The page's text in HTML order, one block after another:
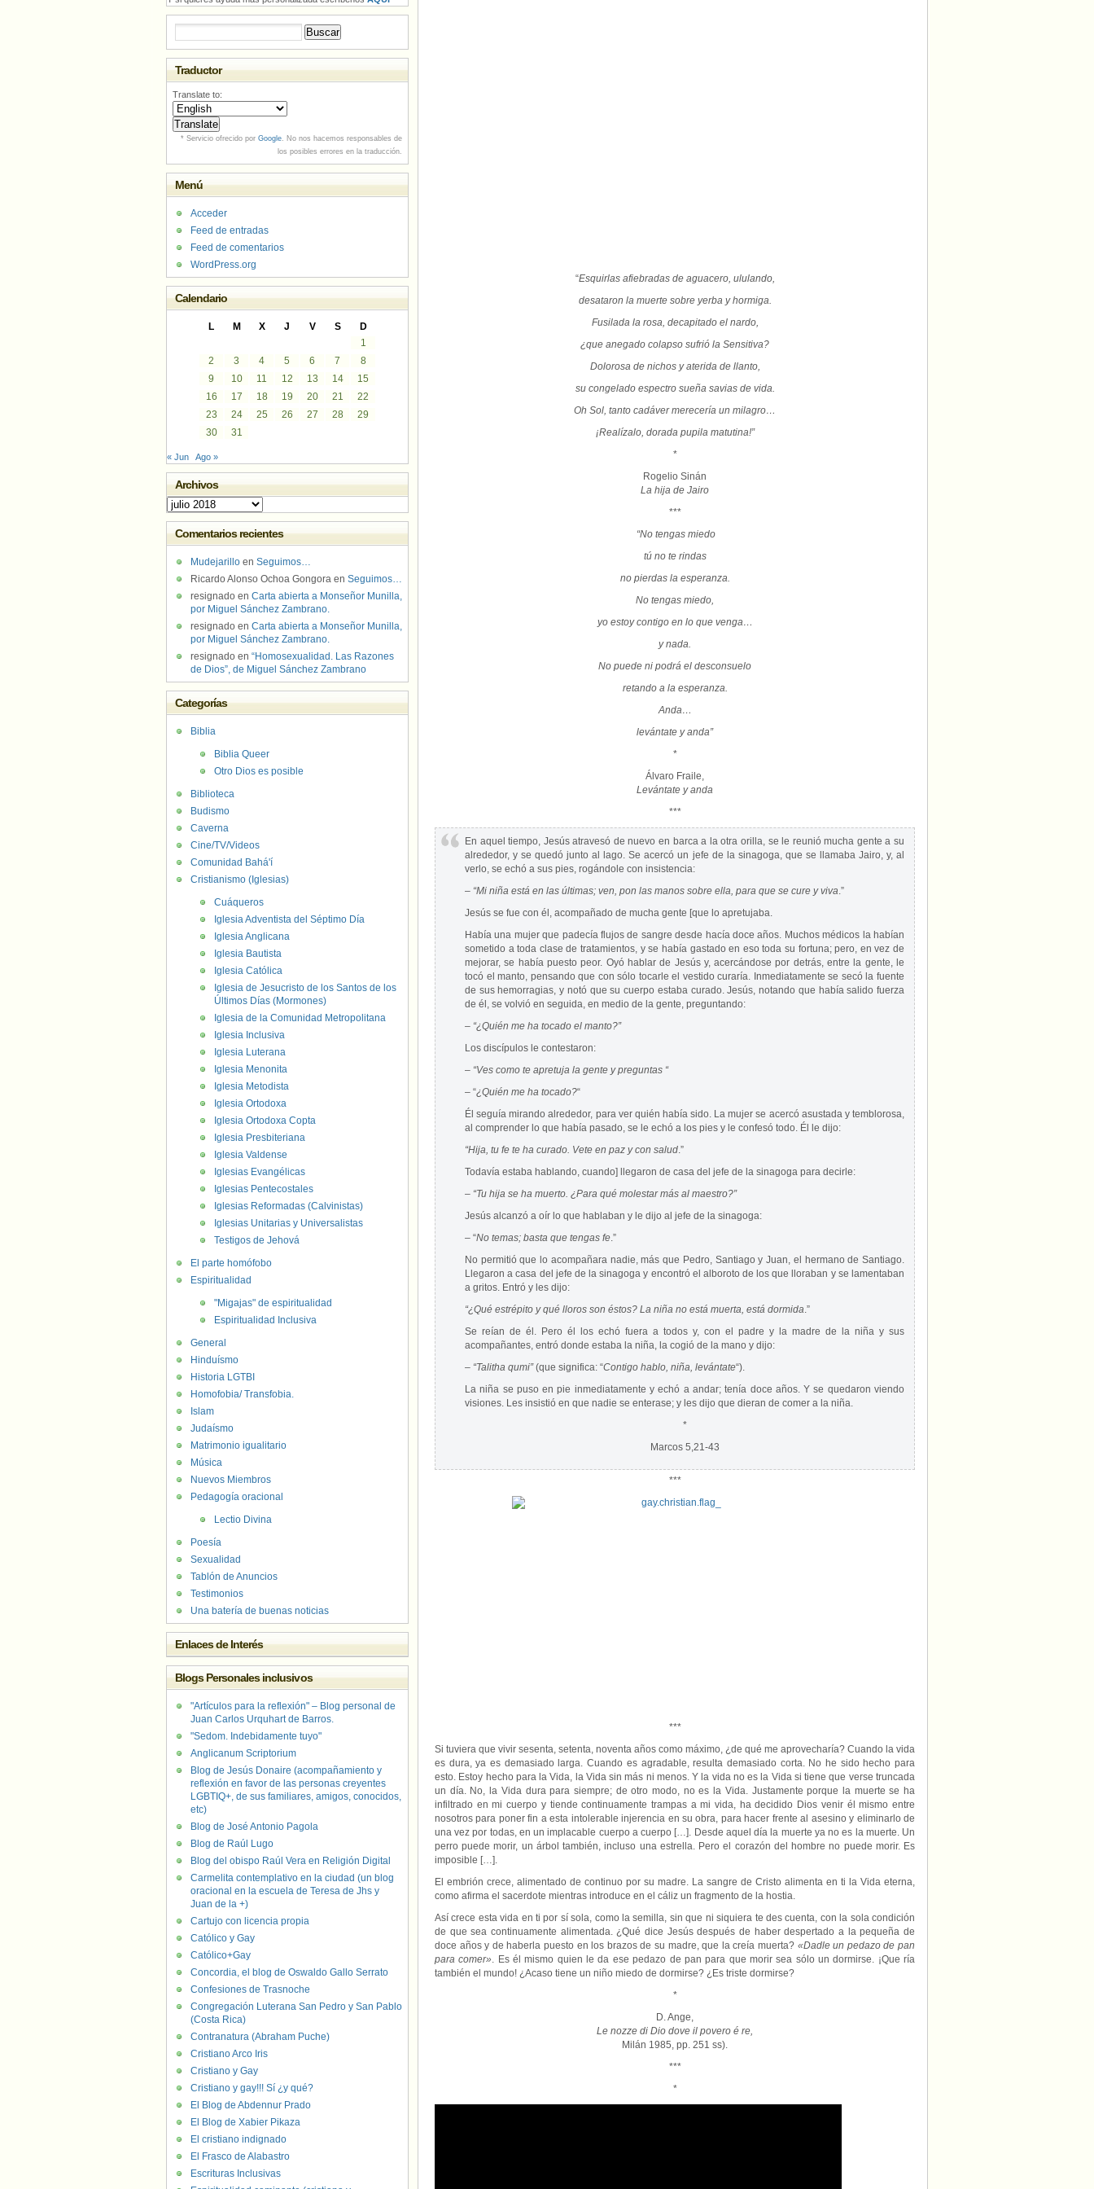
“Esquirlas afiebradas de aguacero, ululando,
desataron la muerte sobre yerba y hormiga.
Fusilada la rosa, decapitado el nardo,
¿que anegado colapso sufrió la Sensitiva?
Dolorosa de nichos y aterida de llanto,
su congelado espectro sueña savias de vida.
Oh Sol, tanto cadáver merecería un milagro…
¡Realízalo, dorada pupila matutina!”
*
Rogelio Sinán
La hija de Jairo
***
“No tengas miedo
tú no te rindas
no pierdas la esperanza.
No tengas miedo,
yo estoy contigo en lo que venga…
y nada.
No puede ni podrá el desconsuelo
retando a la esperanza.
Anda…
levántate y anda”
*
Álvaro Fraile,
Levántate y anda
***
En aquel tiempo, Jesús atravesó de nuevo en barca a la otra orilla, se le reunió mucha gente a su
alrededor, y se quedó junto al lago. Se acercó un jefe de la sinagoga, que se llamaba Jairo, y, al
verlo, se echó a sus pies, rogándole con insistencia:
– “Mi niña está en las últimas; ven, pon las manos sobre ella, para que se cure y viva.”
Jesús se fue con él, acompañado de mucha gente [que lo apretujaba.
Había una mujer que padecía flujos de sangre desde hacía doce años. Muchos médicos la habían
sometido a toda clase de tratamientos, y se había gastado en eso toda su fortuna; pero, en vez de
mejorar, se había puesto peor. Oyó hablar de Jesús y, acercándose por detrás, entre la gente, le
tocó el manto, pensando que con sólo tocarle el vestido curaría. Inmediatamente se secó la fuente
de sus hemorragias, y notó que su cuerpo estaba curado. Jesús, notando que había salido fuerza
de él, se volvió en seguida, en medio de la gente, preguntando:
– “¿Quién me ha tocado el manto?”
Los discípulos le contestaron:
– “Ves como te apretuja la gente y preguntas “
– “¿Quién me ha tocado?“
Él seguía mirando alrededor, para ver quién había sido. La mujer se acercó asustada y temblorosa,
al comprender lo que había pasado, se le echó a los pies y le confesó todo. Él le dijo:
“Hija, tu fe te ha curado. Vete en paz y con salud.”
Todavía estaba hablando, cuando] llegaron de casa del jefe de la sinagoga para decirle:
– “Tu hija se ha muerto. ¿Para qué molestar más al maestro?”
Jesús alcanzó a oír lo que hablaban y le dijo al jefe de la sinagoga:
– “No temas; basta que tengas fe.”
No permitió que lo acompañara nadie, más que Pedro, Santiago y Juan, el hermano de Santiago.
Llegaron a casa del jefe de la sinagoga y encontró el alboroto de los que lloraban y se lamentaban
a gritos. Entró y les dijo:
“¿Qué estrépito y qué lloros son éstos? La niña no está muerta, está dormida.”
Se reían de él. Pero él los echó fuera a todos y, con el padre y la madre de la niña y sus
acompañantes, entró donde estaba la niña, la cogió de la mano y dijo:
– “Talitha qumi”(que significa: “Contigo hablo, niña, levántate“).
La niña se puso en pie inmediatamente y echó a andar; tenía doce años. Y se quedaron viendo
visiones. Les insistió en que nadie se enterase; y les dijo que dieran de comer a la niña.
*
Marcos 5,21-43
***
***
Si tuviera que vivir sesenta, setenta, noventa años como máximo, ¿de qué me aprovecharía? Cuando la vida
es dura, ya es demasiado larga. Cuando es agradable, resulta demasiado corta. No he sido hecho para
esto. Estoy hecho para la Vida, la Vida sin más ni menos. Y la vida no es la Vida si tiene que verse truncada
un día. No, la Vida dura para siempre; de otro modo, no es la Vida. Justamente porque la muerte se ha
infiltrado en mi cuerpo y tiende continuamente trampas a mi vida, ha decidido Dios venir él mismo entre
nosotros para poner fin a esta intolerable injerencia en su obra, para hacer frente al asesino y eliminarlo de
una vez por todas, en un implacable cuerpo a cuerpo […]. Desde aquel día la muerte ya no es la muerte. Un
perro puede morir, un árbol también, incluso una estrella. Pero el corazón del hombre no puede morir. Es
imposible […].
El embrión crece, alimentado de continuo por su madre. La sangre de Cristo alimenta en ti la Vida eterna,
como afirma el sacerdote mientras introduce en el cáliz un fragmento de la hostia.
Así crece esta vida en ti por sí sola, como la semilla, sin que ni siquiera te des cuenta, con la sola condición
de que sea continuamente alimentada. ¿Qué dice Jesús después de haber despertado a la pequeña de
doce años y de haberla puesto en los brazos de su madre, que la creía muerta? «Dadle un pedazo de pan
para comer». Es él mismo quien le da ese pedazo de pan para que morir sea sólo un dormirse. ¡Que ría
también el mundo! ¿Acaso tiene un niño miedo de dormirse? ¿Es triste dormirse?
*
D. Ange,
Le nozze di Dio dove il povero é re,
Milán 1985, pp. 251 ss).
***
*
Traductor
Translate to:
* Servicio ofrecido por Google. No nos hacemos responsables de
los posibles errores en la traducción.
Menú
Acceder
Feed de entradas
Feed de comentarios
WordPress.org
Calendario
L M X J V S
D
1
2
3 4 5 6 7
8
9
10 11 12 13 14
15
16
17 18 19 20 21
22
23
24 25 26 27 28
29
30
31
« Jun Ago »
Archivos
Archivos
Comentarios recientes
Mudejarillo en Seguimos…
Ricardo Alonso Ochoa Gongora en Seguimos…
resignado en Carta abierta a Monseñor Munilla,
por Miguel Sánchez Zambrano.
resignado en Carta abierta a Monseñor Munilla,
por Miguel Sánchez Zambrano.
resignado en “Homosexualidad. Las Razones
de Dios”, de Miguel Sánchez Zambrano
Categorías
Biblia
Biblia Queer
Otro Dios es posible
Biblioteca
Budismo
Caverna
Cine/TV/Videos
Comunidad Bahá'í
Cristianismo (Iglesias)
Cuáqueros
Iglesia Adventista del Séptimo Día
Iglesia Anglicana
Iglesia Bautista
Iglesia Católica
Iglesia de Jesucristo de los Santos de los
Últimos Días (Mormones)
Iglesia de la Comunidad Metropolitana
Iglesia Inclusiva
Iglesia Luterana
Iglesia Menonita
Iglesia Metodista
Iglesia Ortodoxa
Iglesia Ortodoxa Copta
Iglesia Presbiteriana
Iglesia Valdense
Iglesias Evangélicas
Iglesias Pentecostales
Iglesias Reformadas (Calvinistas)
Iglesias Unitarias y Universalistas
Testigos de Jehová
El parte homófobo
Espiritualidad
"Migajas" de espiritualidad
Espiritualidad Inclusiva
General
Hinduísmo
Historia LGTBI
Homofobia/ Transfobia.
Islam
Judaísmo
Matrimonio igualitario
Música
Nuevos Miembros
Pedagogía oracional
Lectio Divina
Poesía
Sexualidad
Tablón de Anuncios
Testimonios
Una batería de buenas noticias
Enlaces de Interés
Blogs Personales inclusivos
"Artículos para la reflexión" – Blog personal de
Juan Carlos Urquhart de Barros.
"Sedom. Indebidamente tuyo"
Anglicanum Scriptorium
Blog de Jesús Donaire (acompañamiento y
reflexión en favor de las personas creyentes
LGBTIQ+, de sus familiares, amigos, conocidos,
etc)
Blog de José Antonio Pagola
Blog de Raúl Lugo
Blog del obispo Raúl Vera en Religión Digital
Carmelita contemplativo en la ciudad (un blog
oracional en la escuela de Teresa de Jhs y
Juan de la +)
Cartujo con licencia propia
Católico y Gay
Católico+Gay
Concordia, el blog de Oswaldo Gallo Serrato
Confesiones de Trasnoche
Congregación Luterana San Pedro y San Pablo
(Costa Rica)
Contranatura (Abraham Puche)
Cristiano Arco Iris
Cristiano y Gay
Cristiano y gay!!! Sí ¿y qué?
El Blog de Abdennur Prado
El Blog de Xabier Pikaza
El cristiano indignado
El Frasco de Alabastro
Escrituras Inclusivas